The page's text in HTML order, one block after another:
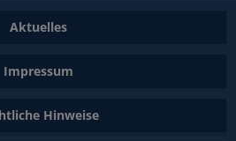
Aktuelles
Impressum
Hinweise